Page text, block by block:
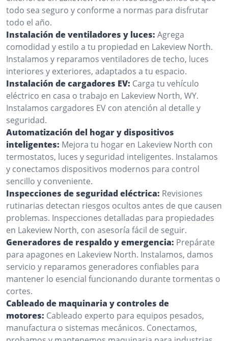
todo sea seguro y conforme a normas para disfrutar
todo el año.
Instalación de ventiladores y luces: Agrega
comodidad y estilo a tu propiedad en Lakeview North.
Instalamos y reparamos ventiladores de techo, luces
interiores y exteriores, adaptados a tu espacio.
Instalación de cargadores EV: Carga tu vehículo
eléctrico en casa o trabajo en Lakeview North, WY.
Instalamos cargadores EV con atención al detalle y
seguridad.
Automatización del hogar y dispositivos
inteligentes: Mejora tu hogar en Lakeview North con
termostatos, luces y seguridad inteligentes. Instalamos
y conectamos dispositivos modernos para control
sencillo y conveniente.
Inspecciones de seguridad eléctrica: Revisiones
rutinarias detectan riesgos ocultos antes de que causen
problemas. Inspecciones detalladas para propiedades
en Lakeview North, con asesoría fácil de seguir.
Generadores de respaldo y emergencia: Prepárate
para apagones en Lakeview North. Instalamos, damos
servicio y reparamos generadores confiables para
mantener lo esencial funcionando durante tormentas o
cortes.
Cableado de maquinaria y controles de
motores: Cableado experto para equipos pesados,
manufactura o sistemas mecánicos. Conectamos,